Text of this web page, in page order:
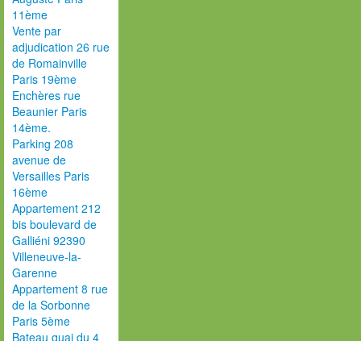
11ème
Vente par
adjudication 26 rue
de Romainville
Paris 19ème
Enchères rue
Beaunier Paris
14ème.
Parking 208
avenue de
Versailles Paris
16ème
Appartement 212
bis boulevard de
Galliéni 92390
Villeneuve-la-
Garenne
Appartement 8 rue
de la Sorbonne
Paris 5ème
Bateau quai du 4